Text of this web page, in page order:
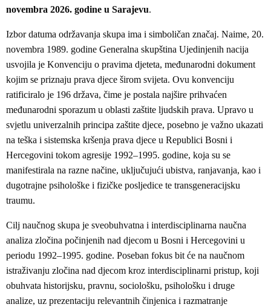
novembra 2026. godine u Sarajevu.
Izbor datuma održavanja skupa ima i simboličan značaj. Naime, 20.
novembra 1989. godine Generalna skupština Ujedinjenih nacija
usvojila je Konvenciju o pravima djeteta, međunarodni dokument
kojim se priznaju prava djece širom svijeta. Ovu konvenciju
ratificiralo je 196 država, čime je postala najšire prihvaćen
međunarodni sporazum u oblasti zaštite ljudskih prava. Upravo u
svjetlu univerzalnih principa zaštite djece, posebno je važno ukazati
na teška i sistemska kršenja prava djece u Republici Bosni i
Hercegovini tokom agresije 1992–1995. godine, koja su se
manifestirala na razne načine, uključujući ubistva, ranjavanja, kao i
dugotrajne psihološke i fizičke posljedice te transgeneracijsku
traumu.
Cilj naučnog skupa je sveobuhvatna i interdisciplinarna naučna
analiza zločina počinjenih nad djecom u Bosni i Hercegovini u
periodu 1992–1995. godine. Poseban fokus bit će na naučnom
istraživanju zločina nad djecom kroz interdisciplinarni pristup, koji
obuhvata historijsku, pravnu, sociološku, psihološku i druge
analize, uz prezentaciju relevantnih činjenica i razmatranje